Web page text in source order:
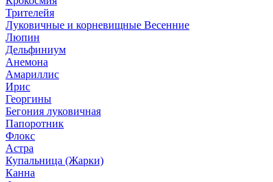
Трителейя
Луковичные и корневищные Весенние
Люпин
Дельфиниум
Анемона
Амариллис
Ирис
Георгины
Бегония луковичная
Папоротник
Флокс
Астра
Купальница (Жарки)
Канна